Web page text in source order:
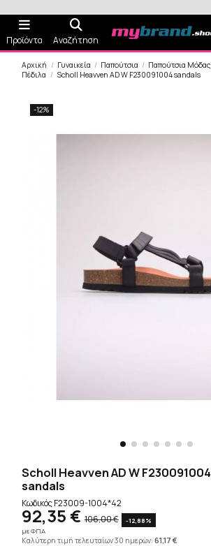
Προϊόντα Αναζήτηση
Αρχική Γυναικεία Παπούτσια Παπούτσια Μόδας
Πέδιλα
Scholl Heavven AD W F230091004 sandals
-12%
Scholl Heavven AD W F230091004
sandals
ΚωδικόςF23009-1004*42
92,35 € 106,00 €
-12,88%
με ΦΠΑ
Καλύτερη τιμή τελευταίων 30 ημερών:61,17 €